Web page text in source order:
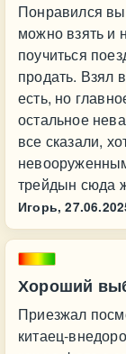
Понравился
можно взять и
поучиться
продать. Взял
есть, но
остальное
все сказали,
трейдын сюда
Игорь,
Хороший
Приезжал
китаец-